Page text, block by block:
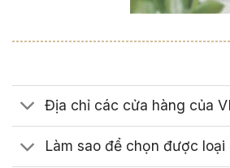
Địa chỉ các cửa hàng của
Làm sao để chọn được